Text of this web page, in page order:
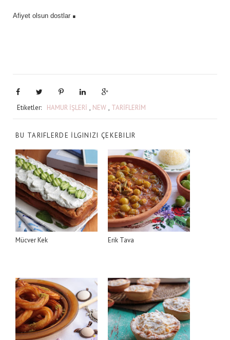
Afiyet olsun dostlar .
Etiketler: HAMUR İŞLERİ , NEW , TARİFLERİM
BU TARIFLERDE İLGINIZI ÇEKEBILIR
Mücver Kek Erik Tava